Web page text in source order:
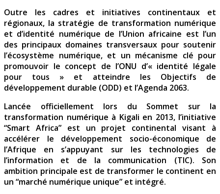
Outre les cadres et initiatives continentaux et
régionaux, la stratégie de transformation numérique
et d’identité numérique de l’Union africaine est l’un
des principaux domaines transversaux pour soutenir
l’écosystème numérique, et un mécanisme clé pour
promouvoir le concept de l’ONU d’« identité légale
pour tous » et atteindre les Objectifs de
développement durable (ODD) et l’Agenda 2063.
Lancée officiellement lors du Sommet sur la
transformation numérique à Kigali en 2013, l’initiative
“Smart Africa” est un projet continental visant à
accélérer le développement socio-économique de
l’Afrique en s’appuyant sur les technologies de
l’information et de la communication (TIC). Son
ambition principale est de transformer le continent en
un “marché numérique unique” et intégré.